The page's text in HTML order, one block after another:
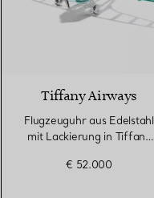
Tiffany Airways
Flugzeuguhr aus Edelstahl
mit Lackierung in Tiffany
€ 52.000